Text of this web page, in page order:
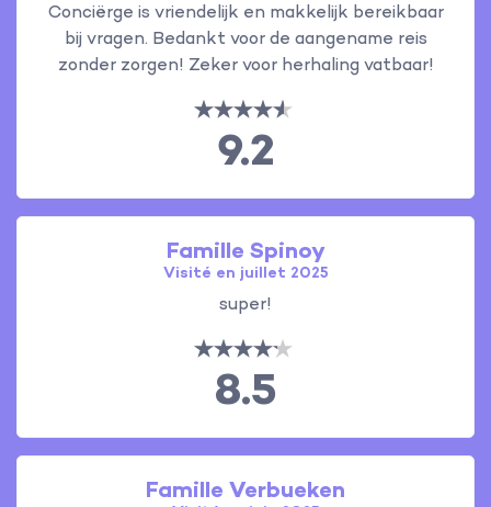
Conciërge is vriendelijk en makkelijk bereikbaar
bij vragen. Bedankt voor de aangename reis
zonder zorgen! Zeker voor herhaling vatbaar!
9.2
Famille Spinoy
Visité en juillet 2025
super!
8.5
Famille Verbueken